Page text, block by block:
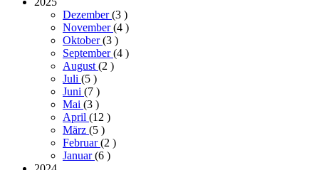
Dezember(3 )
November(4 )
Oktober(3 )
September(4 )
August (2 )
Juli (5 )
Juni (7 )
Mai (3 )
April (12 )
März (5 )
Februar(2 )
Januar(6 )